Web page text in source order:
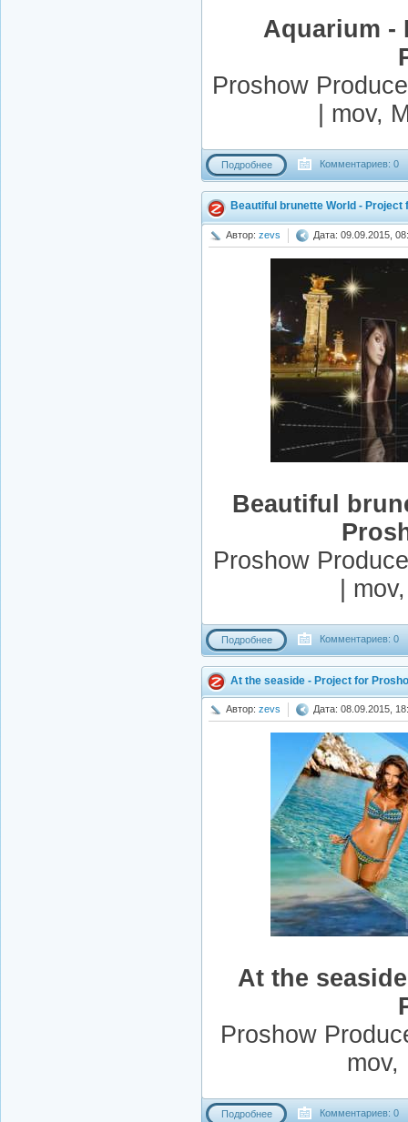
Aquarium -
Proshow
| mov,
Подробнее Комментариев: 0
Beautiful brunette World - Project
Автор: zevs Дата: 09.09.2015,
Beautiful
Proshow
|
Подробнее Комментариев: 0
At the seaside - Project for
Автор: zevs Дата: 08.09.2015,
At the
Proshow
mov,
Подробнее Комментариев: 0